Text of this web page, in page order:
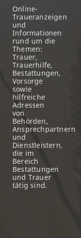
Online-
Traueranzeigen
und
Informationen
rund um die
Themen:
Trauer,
Trauerhilfe,
Bestattungen,
Vorsorge
sowie
hilfreiche
Adressen
von
Behörden,
Ansprechpartnern
und
Dienstleistern,
die im
Bereich
Bestattungen
und Trauer
tätig sind.